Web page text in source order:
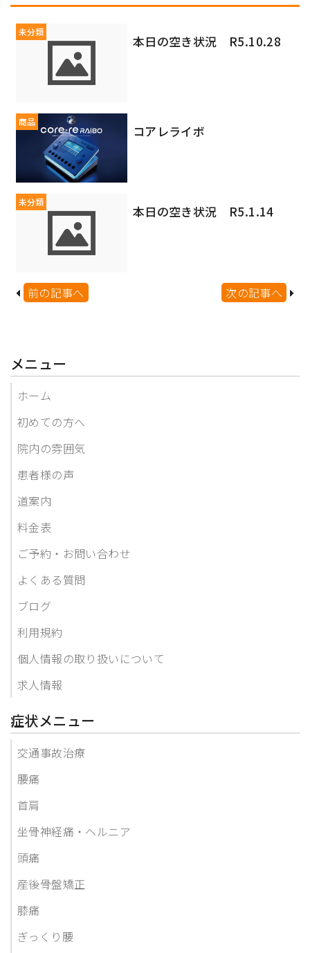
未分類
本日の空き状況 R5.10.28
商品
コアレライボ
未分類
本日の空き状況 R5.1.14
前の記事へ 次の記事へ
メニュー
ホーム
初めての方へ
院内の雰囲気
患者様の声
道案内
料金表
ご予約・お問い合わせ
よくある質問
ブログ
利用規約
個人情報の取り扱いについて
求人情報
症状メニュー
交通事故治療
腰痛
首肩
坐骨神経痛・ヘルニア
頭痛
産後骨盤矯正
膝痛
ぎっくり腰